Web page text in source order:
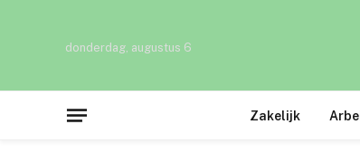
donderdag, augustus 6
Zakelijk